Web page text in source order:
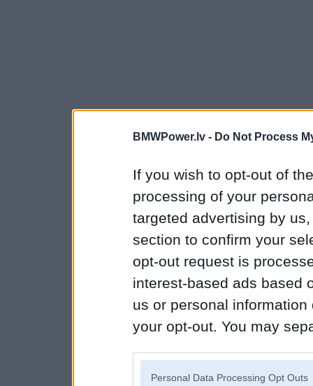
BMWPower.lv - Do Not Process
If you wish to opt-out of
processing of your
targeted advertising by
section to confirm your
opt-out request is
interest-based ads based
us or personal
your opt-out. You may
Personal Data Processing Opt Outs